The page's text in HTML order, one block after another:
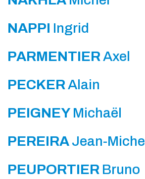
NAPPI Ingrid
PARMENTIERAxel
PECKERAlain
PEIGNEYMichaël
PEREIRAJean-Michel
PEUPORTIER Bruno